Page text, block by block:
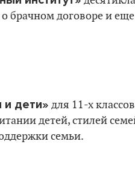
о брачном договоре и
дети» для 11-х
детей, стилей
семьи.